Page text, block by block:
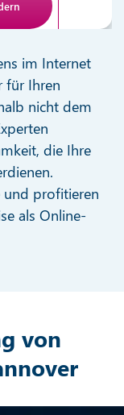
im Internet
für Ihren
nicht dem
die Ihre
und profitieren
als Online-
von